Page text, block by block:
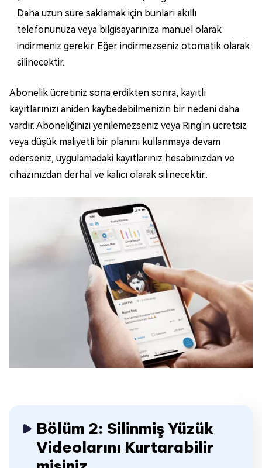
Daha uzun süre saklamak için bunları akıllı
telefonunuza veya bilgisayarınıza manuel olarak
indirmeniz gerekir. Eğer indirmezseniz otomatik olarak
silinecektir..
Abonelik ücretiniz sona erdikten sonra, kayıtlı
kayıtlarınızı aniden kaybedebilmenizin bir nedeni daha
vardır. Aboneliğinizi yenilemezseniz veya Ring'in ücretsiz
veya düşük maliyetli bir planını kullanmaya devam
ederseniz, uygulamadaki kayıtlarınız hesabınızdan ve
cihazınızdan derhal ve kalıcı olarak silinecektir..
Bölüm 2: Silinmiş Yüzük
Videolarını Kurtarabilir